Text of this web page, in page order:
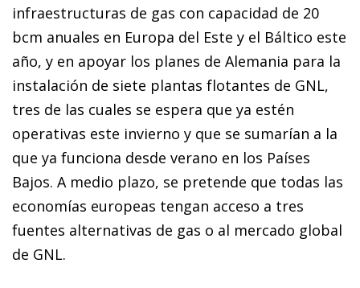
infraestructuras de gas con capacidad de 20
bcm anuales en Europa del Este y el Báltico este
año, y en apoyar los planes de Alemania para la
instalación de siete plantas flotantes de GNL,
tres de las cuales se espera que ya estén
operativas este invierno y que se sumarían a la
que ya funciona desde verano en los Países
Bajos. A medio plazo, se pretende que todas las
economías europeas tengan acceso a tres
fuentes alternativas de gas o al mercado global
de GNL.